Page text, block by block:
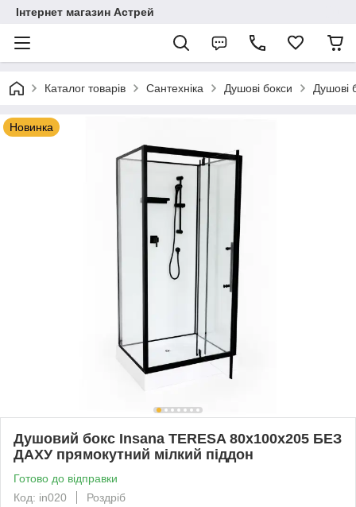
Інтернет магазин Астрей
Каталог товарів Сантехніка Душові бокси Душові
Новинка
Душовий бокс Insana TERESA 80x100х205 БЕЗ
ДАХУ прямокутний мілкий піддон
Готово до відправки
Код: in020
Роздріб